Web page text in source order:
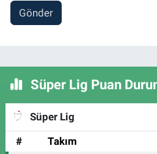
Gönder
Süper Lig Puan
Süper Lig
#
Takım